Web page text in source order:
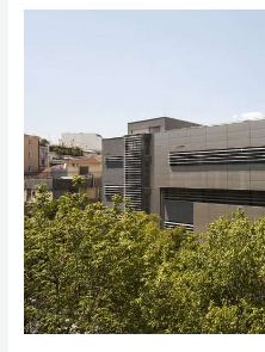
3
ορόφων
και
Ανακατασκευή
Ισογείου
για
εγκατάσταση
Κλινικών